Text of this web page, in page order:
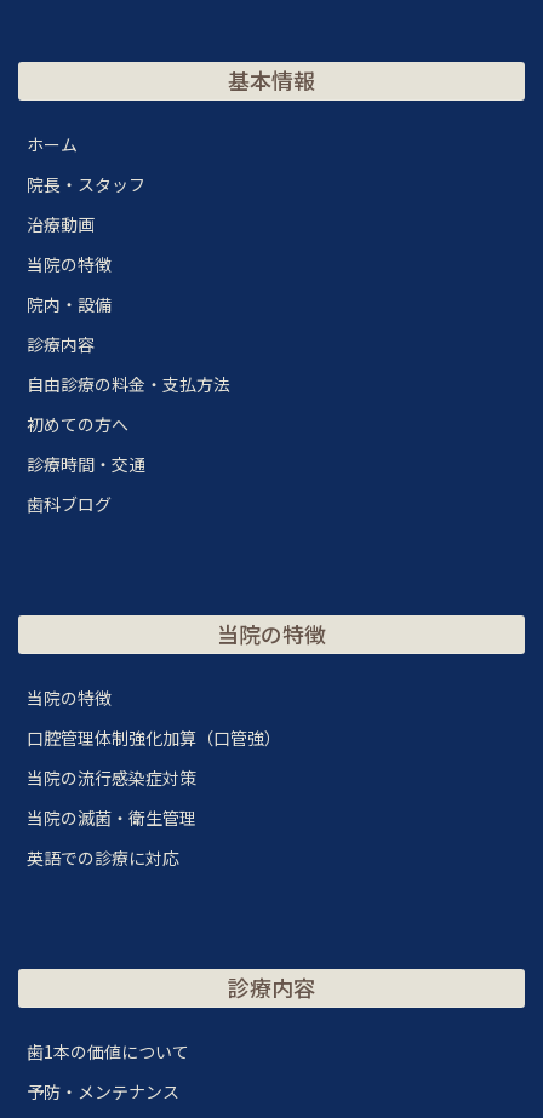
基本情報
ホーム
院長・スタッフ
治療動画
当院の特徴
院内・設備
診療内容
自由診療の料金・支払方法
初めての方へ
診療時間・交通
歯科ブログ
当院の特徴
当院の特徴
口腔管理体制強化加算（口管強）
当院の流行感染症対策
当院の滅菌・衛生管理
英語での診療に対応
診療内容
歯1本の価値について
予防・メンテナンス